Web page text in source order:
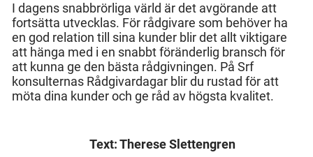
I dagens snabbrörliga värld är det avgörande att
fortsätta utvecklas. För rådgivare som behöver ha
en god relation till sina kunder blir det allt viktigare
att hänga med i en snabbt föränderlig bransch för
att kunna ge den bästa rådgivningen. På Srf
konsulternas Rådgivardagar blir du rustad för att
möta dina kunder och ge råd av högsta kvalitet.
Text: Therese Slettengren